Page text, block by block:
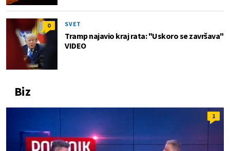
0 SVET
Tramp najavio kraj rata: "Uskoro se završava"
VIDEO
Biz
1